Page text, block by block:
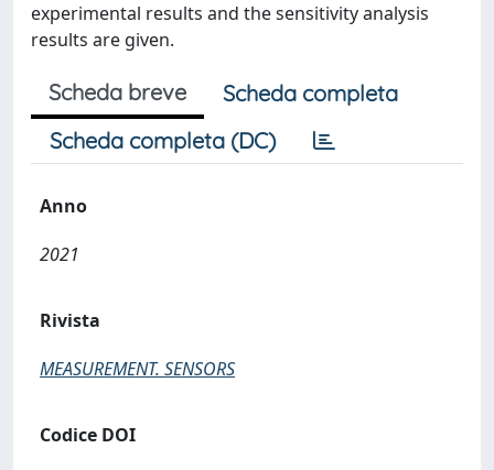
experimental results and the sensitivity analysis
results are given.
Scheda breve
Scheda completa
Scheda completa (DC)
Anno
2021
Rivista
MEASUREMENT. SENSORS
Codice DOI